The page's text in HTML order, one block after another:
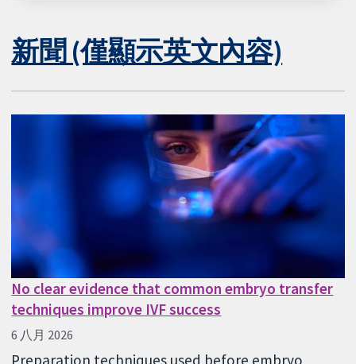
新聞 (僅顯示英文內容)
No clear evidence that common embryo transfer
techniques improve IVF success
6 八月 2026
Preparation techniques used before embryo